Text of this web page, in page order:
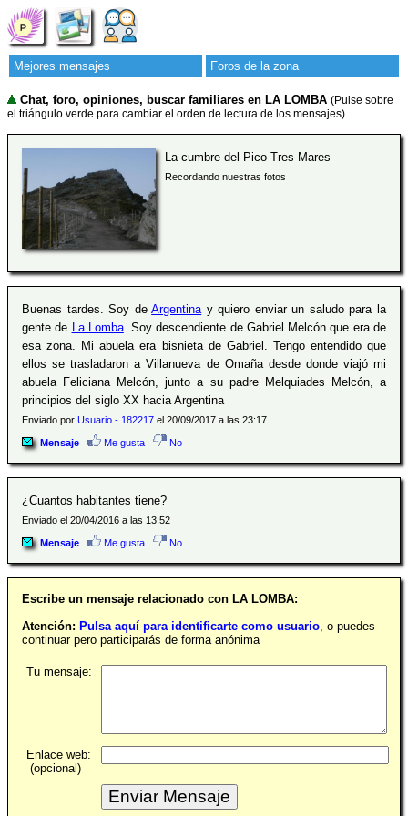
Mejores mensajes Foros de la zona
Chat, foro, opiniones, buscar familiares en LA LOMBA (Pulse sobre
el triángulo verde para cambiar el orden de lectura de los mensajes)
La cumbre del Pico Tres Mares
Recordando nuestras fotos
Buenas tardes. Soy deArgentinay quiero enviar un saludo para la
gente de La Lomba. Soy descendiente de Gabriel Melcón que era de
esa zona. Mi abuela era bisnieta de Gabriel. Tengo entendido que
ellos se trasladaron a Villanueva de Omaña desde donde viajó mi
abuela Feliciana Melcón, junto a su padre Melquiades Melcón, a
principios del siglo XX hacia Argentina
Enviado por Usuario - 182217 el 20/09/2017 a las 23:17
Mensaje Me gusta No
¿Cuantos habitantes tiene?
Enviado el 20/04/2016 a las 13:52
Mensaje Me gusta No
Escribe un mensaje relacionado con LA LOMBA:
Atención: Pulsa aquí para identificarte como usuario, o puedes
continuar pero participarás de forma anónima
Tu mensaje:
Enlace web:
(opcional)